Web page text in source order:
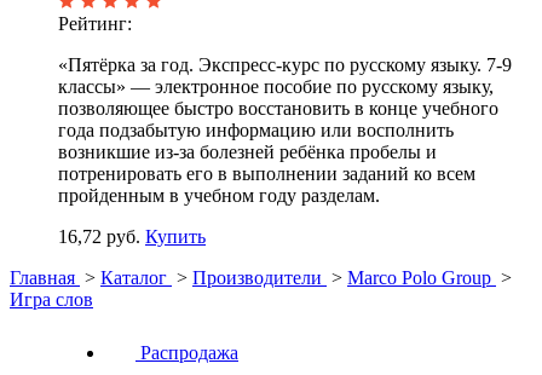
Рейтинг:
«Пятёрка за год. Экспресс-курс по русскому языку. 7-9
классы» — электронное пособие по русскому языку,
позволяющее быстро восстановить в конце учебного
года подзабытую информацию или восполнить
возникшие из-за болезней ребёнка пробелы и
потренировать его в выполнении заданий ко всем
пройденным в учебном году разделам.
16,72 руб. Купить
Главная > Каталог > Производители > Marco Polo Group >
Игра слов
Распродажа